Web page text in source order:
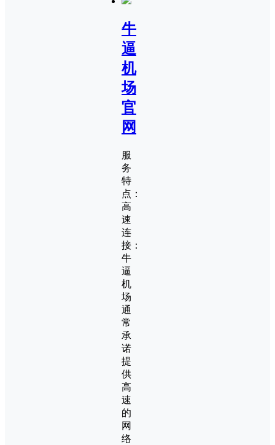
牛
逼
机
场
官
网
服
务
特
点：
高
速
连
接：
牛
逼
机
场
通
常
承
诺
提
供
高
速
的
网
络